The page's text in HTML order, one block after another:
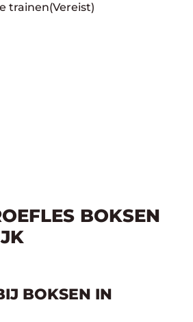
trainen(Vereist)
BOKSEN
BOKSEN IN